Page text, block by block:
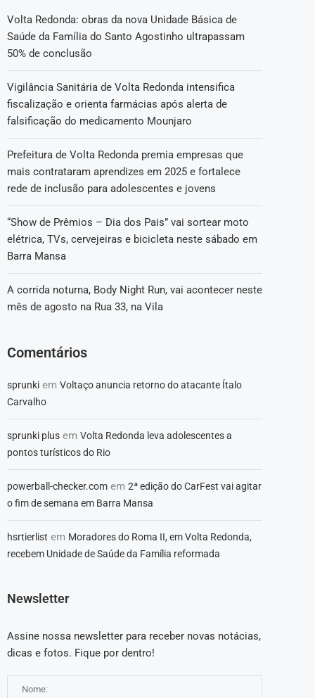
Volta Redonda: obras da nova Unidade Básica de
Saúde da Família do Santo Agostinho ultrapassam
50% de conclusão
Vigilância Sanitária de Volta Redonda intensifica
fiscalização e orienta farmácias após alerta de
falsificação do medicamento Mounjaro
Prefeitura de Volta Redonda premia empresas que
mais contrataram aprendizes em 2025 e fortalece
rede de inclusão para adolescentes e jovens
“Show de Prêmios – Dia dos Pais” vai sortear moto
elétrica, TVs, cervejeiras e bicicleta neste sábado em
Barra Mansa
A corrida noturna, Body Night Run, vai acontecer neste
mês de agosto na Rua 33, na Vila
Comentários
sprunki em Voltaço anuncia retorno do atacante Ítalo
Carvalho
sprunki plus em Volta Redonda leva adolescentes a
pontos turísticos do Rio
powerball-checker.com em 2ª edição do CarFest vai agitar
o fim de semana em Barra Mansa
hsrtierlist em Moradores do Roma II, em Volta Redonda,
recebem Unidade de Saúde da Família reformada
Newsletter
Assine nossa newsletter para receber novas notácias,
dicas e fotos. Fique por dentro!